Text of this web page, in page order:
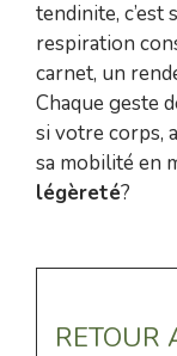
tendinite, c’est
respiration
carnet, un
Chaque geste
si votre corps,
sa mobilité en
légèreté?
RETOUR